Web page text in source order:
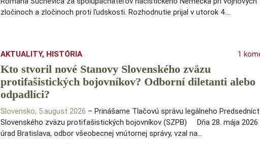
zločinoch a zločinoch proti ľudskosti. Rozhodnutie prijal v utorok 4.…
AKTUALITY, HISTÓRIA 1
Kto stvoril nové Stanovy Slovenského zväzu
protifašistických bojovníkov? Odborní diletanti alebo
odpadlíci?
Slovensko, 5.august 2026 – Prinášame Tlačovú správu legálneho
Slovenského zväzu protifašistických bojovníkov (SZPB) Dňa 28. mája 2026
úrad Bratislava, odbor všeobecnej vnútornej správy, vzal na…